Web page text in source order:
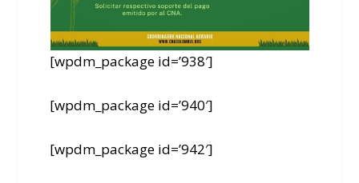
[wpdm_package id=’938′]
[wpdm_package id=’940′]
[wpdm_package id=’942′]